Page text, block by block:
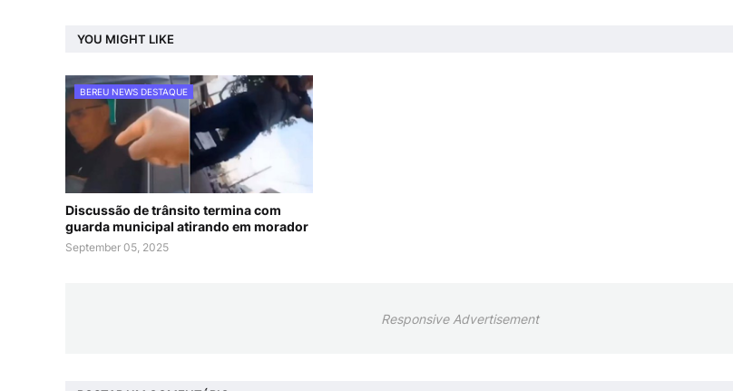
YOU MIGHT LIKE
BEREU NEWS DESTAQUE
Discussão de trânsito termina com
guarda municipal atirando em morador
September 05, 2025
Responsive Advertisement